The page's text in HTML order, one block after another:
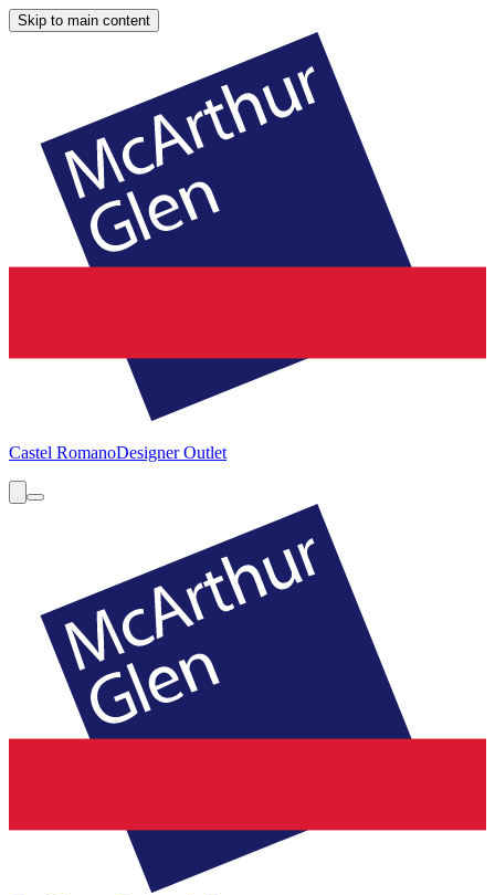
Skip to main content
Castel RomanoDesigner Outlet